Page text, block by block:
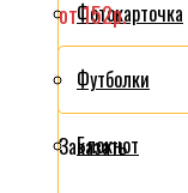
от 152р.
Заказать
Фотокарточка
Футболки
Блокнот